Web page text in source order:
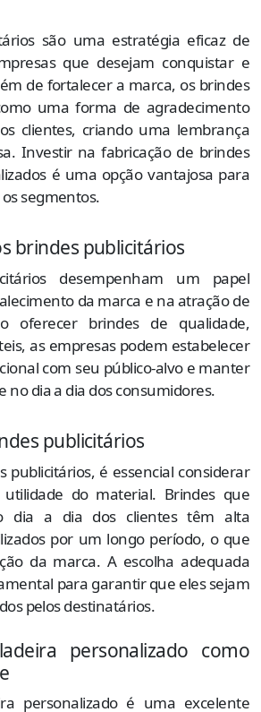
são uma estratégia eficaz de
que desejam conquistar e
de fortalecer a marca, os brindes
uma forma de agradecimento
clientes, criando uma lembrança
Investir na fabricação de brindes
é uma opção vantajosa para
segmentos.
brindes publicitários
desempenham um papel
da marca e na atração de
oferecer brindes de qualidade,
as empresas podem estabelecer
com seu público-alvo e manter
no dia a dia dos consumidores.
publicitários
publicitários, é essencial considerar
do material. Brindes que
dia a dia dos clientes têm alta
por um longo período, o que
da marca. A escolha adequada
para garantir que eles sejam
pelos destinatários.
personalizado como
personalizado é uma excelente